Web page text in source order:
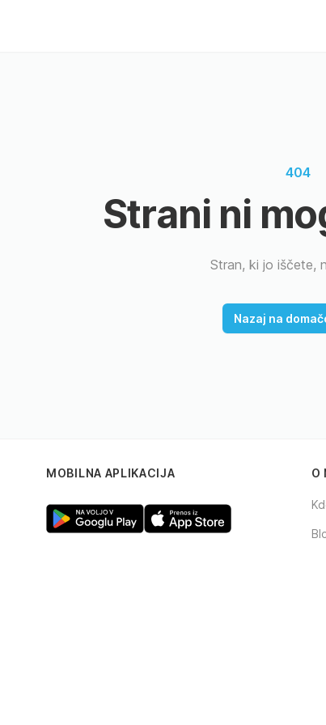
404
Strani ni
Stran, ki jo iščete,
Nazaj na
MOBILNA APLIKACIJA O